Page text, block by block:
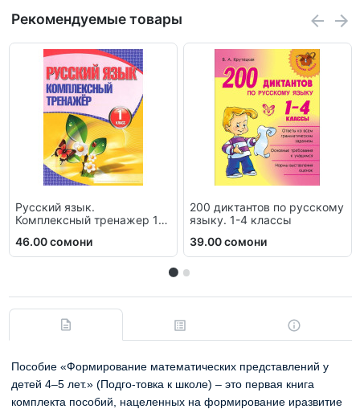
Рекомендуемые товары
Русский язык.
Комплексный тренажер 1
46.00 сомони
200 диктантов по русскому
языку. 1-4 классы
39.00 сомони
Пособие «Формирование математических представлений у
детей 4–5 лет.» (Подго-товка к школе) – это первая книга
комплекта пособий, нацеленных на формирование иразвитие